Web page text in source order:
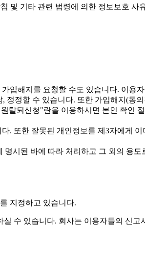
및 기타 관련 법령에 의한 정보보호 사
입해지를 요청할 수도 있습니다. 이용
정정할 수 있습니다. 또한 가입해지(동
탈퇴신청"란을 이용하시면 본인 확인
. 또한 잘못된 개인정보를 제3자에게
시된 바에 따라 처리하고 그 외의 용도
지정하고 있습니다.
수 있습니다. 회사는 이용자들의 신고